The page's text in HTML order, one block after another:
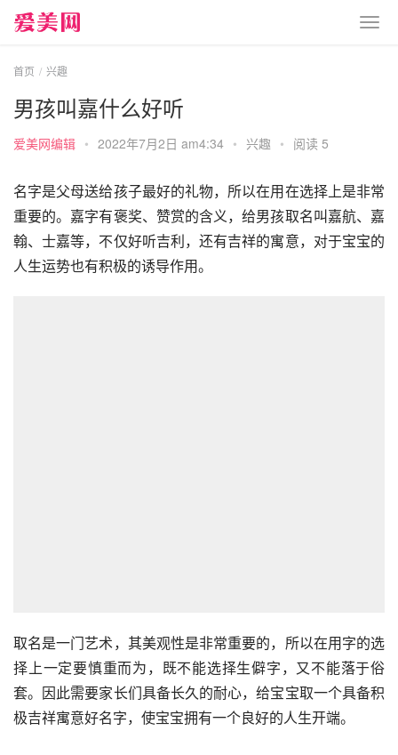
首页 兴趣
男孩叫嘉什么好听
爱美网编辑 • 2022年7月2日 am4:34 • 兴趣 • 阅读 5
名字是父母送给孩子最好的礼物，所以在用在选择上是非常
重要的。嘉字有褒奖、赞赏的含义，给男孩取名叫嘉航、嘉
翰、士嘉等，不仅好听吉利，还有吉祥的寓意，对于宝宝的
人生运势也有积极的诱导作用。
取名是一门艺术，其美观性是非常重要的，所以在用字的选
择上一定要慎重而为，既不能选择生僻字，又不能落于俗
套。因此需要家长们具备长久的耐心，给宝宝取一个具备积
极吉祥寓意好名字，使宝宝拥有一个良好的人生开端。